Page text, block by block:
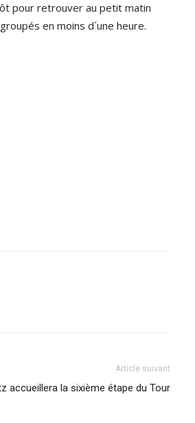
pour retrouver au petit matin
en moins d´une heure.
Article suivant
accueillera la sixième étape du Tour